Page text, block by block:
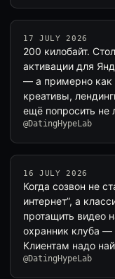
17 JULY 2026
200 килобайт.
активации для
— а примерно как
креативы,
ещё попросить не
@DatingHypeLab
16 JULY 2026
Когда созвон не
интернет”, а
протащить видео
охранник клуба —
Клиентам надо
@DatingHypeLab